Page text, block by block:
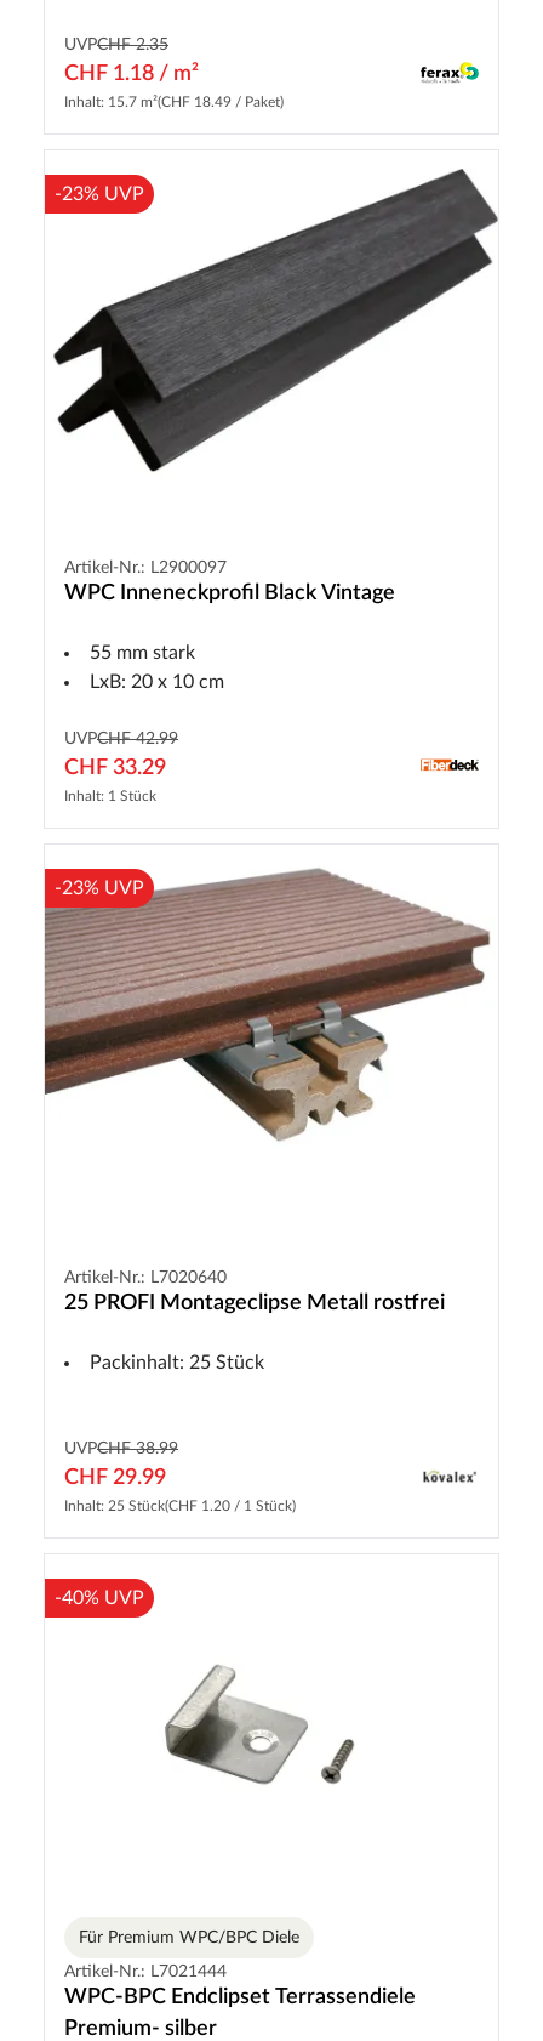
UVPCHF 2.35
CHF 1.18 / m²
Inhalt: 15.7 m²(CHF 18.49 / Paket)
-23% UVP
Artikel-Nr.: L2900097
WPC Inneneckprofil Black Vintage
55 mm stark
LxB: 20 x 10 cm
UVPCHF 42.99
CHF 33.29
Inhalt: 1 Stück
-23% UVP
Artikel-Nr.: L7020640
25 PROFI Montageclipse Metall rostfrei
Packinhalt: 25 Stück
UVPCHF 38.99
CHF 29.99
Inhalt: 25 Stück(CHF 1.20 / 1 Stück)
-40% UVP
Für Premium WPC/BPC Diele
Artikel-Nr.: L7021444
WPC-BPC Endclipset Terrassendiele
Premium- silber